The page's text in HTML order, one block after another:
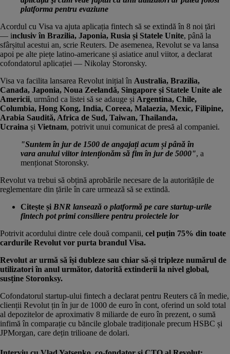
platforma pentru evaziune
Acordul cu Visa va ajuta aplicația fintech să se extindă în 8 noi țări
— inclusiv în Brazilia, Japonia, Rusia și Statele Unite, până la
sfârșitul acestui an, scrie Reuters. De asemenea, Revolut se va lansa
apoi pe alte piețe latino-americane și asiatice anul viitor, a declarat
cofondatorul aplicației — Nikolay Storonsky.
Visa va facilita lansarea Revolut inițial în Australia, Brazilia,
Canada, Japonia, Noua Zeelandă, Singapore și Statele Unite ale
Americii, urmând ca listei să se adauge și Argentina, Chile,
Columbia, Hong Kong, India, Coreea, Malaezia, Mexic, Filipine,
Arabia Saudită, Africa de Sud, Taiwan, Thailanda,
Ucraina și Vietnam, potrivit unui comunicat de presă al companiei.
"Suntem în jur de 1500 de angajați acum și până în
vara anului viitor intenționăm să fim în jur de 5000", a
menționat Storonsky.
Revolut va trebui să obțină aprobările necesare de la autoritățile de
reglementare din țările în care urmează să se extindă.
Citește și BNR lansează o platformă pe care startup-urile
fintech pot primi consiliere pentru proiectele lor
Potrivit acordului dintre cele două companii, cel puțin 75% din toate
cardurile Revolut vor purta brandul Visa.
Revolut ar urmă să își dubleze sau chiar să-și tripleze numărul de
utilizatori în anul următor, datorită extinderii la nivel global,
susține Storonksy.
Cofondatorul startup-ului fintech a declarat pentru Reuters că în medie,
clienții Revolut țin în jur de 1000 de euro în cont, oferind un sold total
al depozitelor de aproximativ 8 miliarde de euro în prezent, o sumă
infimă în comparație cu băncile globale tradiționale precum HSBC și
JPMorgan, care dețin trilioane de dolari.